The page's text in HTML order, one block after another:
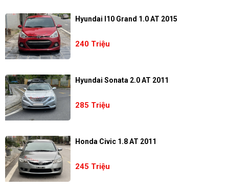
Hyundai I10 Grand 1.0 AT 2015
240 Triệu
Hyundai Sonata 2.0 AT 2011
285 Triệu
Honda Civic 1.8 AT 2011
245 Triệu